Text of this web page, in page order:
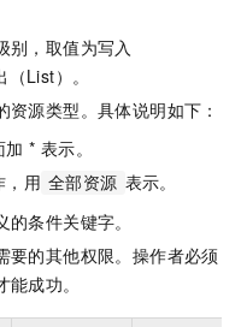
别，取值为写入
List）。
源类型。具体说明如下：
* 表示。
，用 全部资源 表示。
条件关键字。
要的其他权限。操作者必须
成功。